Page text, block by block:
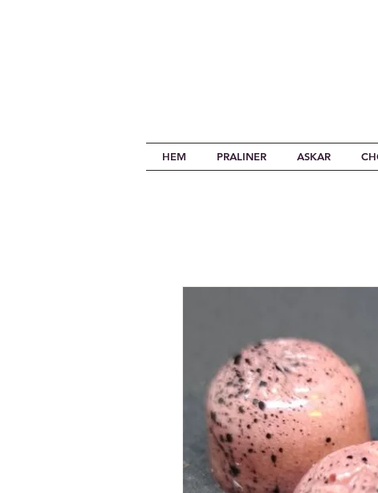
HEM PRALINER ASKAR